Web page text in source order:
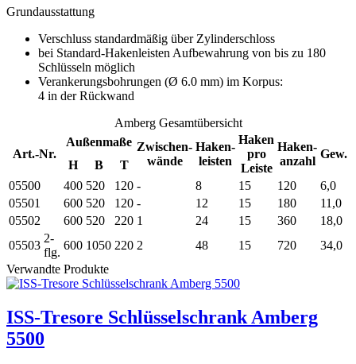
Grundausstattung
Verschluss standardmäßig über Zylinderschloss
bei Standard-Hakenleisten Aufbewahrung von bis zu 180
Schlüsseln möglich
Verankerungsbohrungen (Ø 6.0 mm) im Korpus:
4 in der Rückwand
Amberg Gesamtübersicht
Art.-Nr.
Außenmaße Zwischen-
wände
Haken-
leisten
Haken
pro
Leiste
Haken-
anzahl
Gew.
H
B
T
05500
400 520 120 - 8 15 120
6,0
05501
600 520 120 - 12 15 180
11,0
05502
600 520 220 1 24 15 360
18,0
05503
2-
flg.
600 1050 220 2 48 15 720
34,0
Verwandte Produkte
ISS-Tresore Schlüsselschrank Amberg
5500